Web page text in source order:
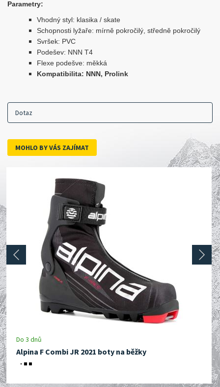
Parametry:
Vhodný styl: klasika / skate
Schopnosti lyžaře: mírně pokročilý, středně pokročilý
Svršek: PVC
Podešev: NNN T4
Flexe podešve: měkká
Kompatibilita: NNN, Prolink
Dotaz
MOHLO BY VÁS ZAJÍMAT
Do 3 dnů
Alpina F Combi JR 2021 boty na běžky
prev next